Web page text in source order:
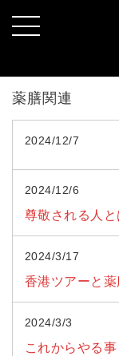
薬膳関連
2024/12/7
2024/12/6
尊敬される人と
2024/3/17
香港ツアーと
2024/3/3
これからやる事